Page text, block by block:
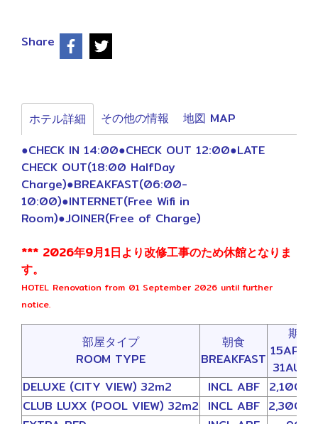
Share
ホテル詳細 その他の情報
地図 MAP
●CHECK IN 14:00●CHECK OUT 12:00●LATE
CHECK OUT(18:00 HalfDay
Charge)●BREAKFAST(06:00-
10:00)●INTERNET(Free Wifi in
Room)●JOINER(Free of Charge)
*** 2026年9月1日より改修工事のため休館となりま
す。
HOTEL Renovation from 01 September 2026 until further
notice.
部屋タイプ
ROOM TYPE
朝食
BREAKFAST
期間
DELUXE (CITY VIEW) 32m2
INCL ABF 2,100(2
CLUB LUXX (POOL VIEW) 32m2 INCL ABF 2,300(2